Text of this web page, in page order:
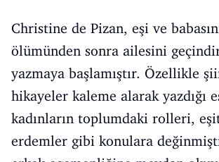
Christine de Pizan, eşi ve
ölümünden sonra ailesini
yazmaya başlamıştır. Özellikle
hikayeler kaleme alarak yazdığı
kadınların toplumdaki rolleri,
erdemler gibi konulara